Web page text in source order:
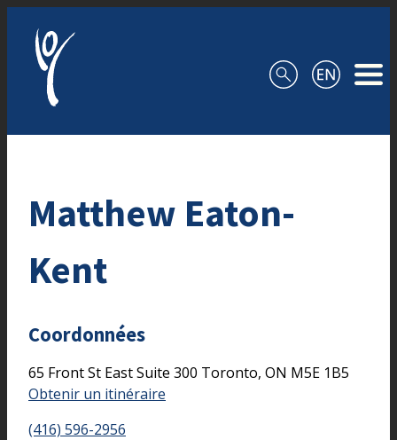
Matthew Eaton-
Kent
Coordonnées
65 Front St EastSuite 300 Toronto, ON M5E 1B5
Obtenir un itinéraire
(416) 596-2956